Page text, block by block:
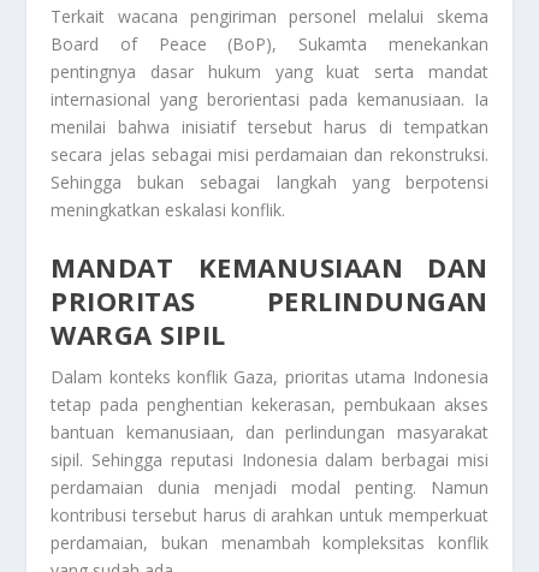
Terkait wacana pengiriman personel melalui skema
Board of Peace (BoP), Sukamta menekankan
pentingnya dasar hukum yang kuat serta mandat
internasional yang berorientasi pada kemanusiaan. Ia
menilai bahwa inisiatif tersebut harus di tempatkan
secara jelas sebagai misi perdamaian dan rekonstruksi.
Sehingga bukan sebagai langkah yang berpotensi
meningkatkan eskalasi konflik.
MANDAT KEMANUSIAAN DAN
PRIORITAS PERLINDUNGAN
WARGA SIPIL
Dalam konteks konflik Gaza, prioritas utama Indonesia
tetap pada penghentian kekerasan, pembukaan akses
bantuan kemanusiaan, dan perlindungan masyarakat
sipil. Sehingga reputasi Indonesia dalam berbagai misi
perdamaian dunia menjadi modal penting. Namun
kontribusi tersebut harus di arahkan untuk memperkuat
perdamaian, bukan menambah kompleksitas konflik